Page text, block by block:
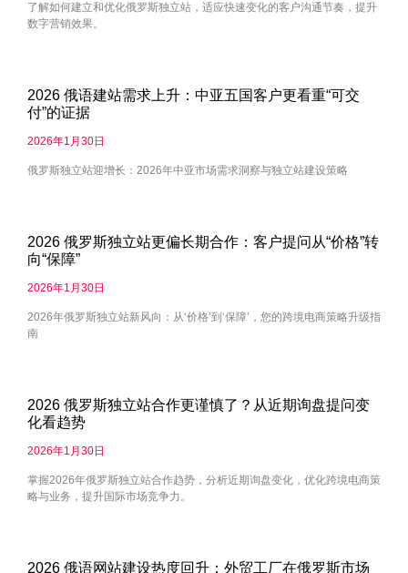
了解如何建立和优化俄罗斯独立站，适应快速变化的客户沟通节奏，提升
数字营销效果。
2026 俄语建站需求上升：中亚五国客户更看重“可交
付”的证据
2026年1月30日
俄罗斯独立站迎增长：2026年中亚市场需求洞察与独立站建设策略
2026 俄罗斯独立站更偏长期合作：客户提问从“价格”转
向“保障”
2026年1月30日
2026年俄罗斯独立站新风向：从‘价格’到‘保障’，您的跨境电商策略升级指
南
2026 俄罗斯独立站合作更谨慎了？从近期询盘提问变
化看趋势
2026年1月30日
掌握2026年俄罗斯独立站合作趋势，分析近期询盘变化，优化跨境电商策
略与业务，提升国际市场竞争力。
2026 俄语网站建设热度回升：外贸工厂在俄罗斯市场